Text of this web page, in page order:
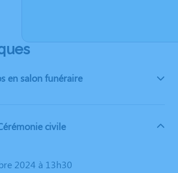
en salon funéraire
civile
2024 à 13h30